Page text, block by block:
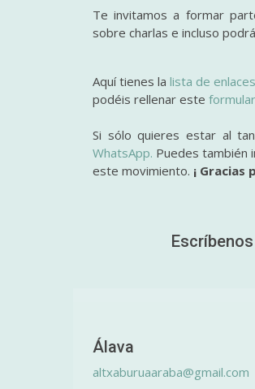
Te invitamos a formar
sobre charlas e incluso
Aquí tienes lalista de
podéis rellenar este
Si sólo quieres estar al
WhatsApp. Puedes también
este movimiento. ¡ Gracias
Álava
altxaburuaaraba@gmail.com